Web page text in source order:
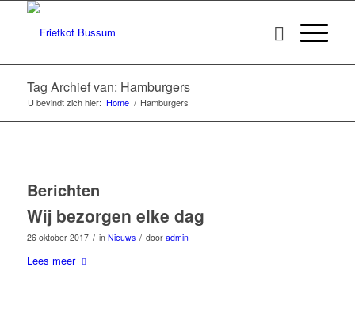
Tag Archief van: Hamburgers
U bevindt zich hier: Home / Hamburgers
Berichten
Wij bezorgen elke dag
26 oktober 2017 / in Nieuws / door admin
Lees meer